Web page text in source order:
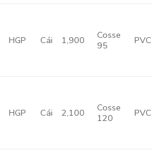
HGP Cái 1,900
Cosse
95
PVC
HGP Cái 2,100
Cosse
120
PVC